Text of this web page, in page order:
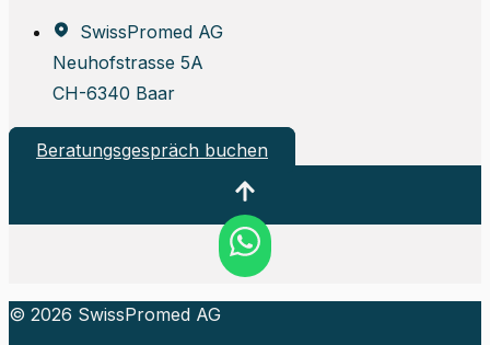
SwissPromed AG
Neuhofstrasse 5A
CH-6340 Baar
Beratungsgespräch buchen
© 2026 SwissPromed AG